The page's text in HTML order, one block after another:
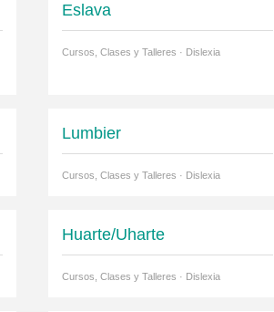
Eslava
Cursos, Clases y Talleres · Dislexia
Lumbier
Cursos, Clases y Talleres · Dislexia
Huarte/Uharte
Cursos, Clases y Talleres · Dislexia